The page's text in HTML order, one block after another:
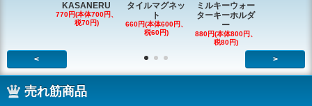
KASANERU
770円(本体700円、
税70円)
タイルマグネッ
ト
660円(本体600円、
税60円)
ミルキーウォー
ターキーホルダ
ー
880円(本体800円、
税80円)
< >
売れ筋商品